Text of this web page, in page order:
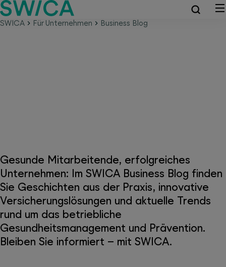
SWICA Für Unternehmen Business Blog
Gesunde Mitarbeitende, erfolgreiches
Unternehmen: Im SWICA Business Blog finden
Sie Geschichten aus der Praxis, innovative
Versicherungslösungen und aktuelle Trends
rund um das betriebliche
Gesundheitsmanagement und Prävention.
Bleiben Sie informiert – mit SWICA.